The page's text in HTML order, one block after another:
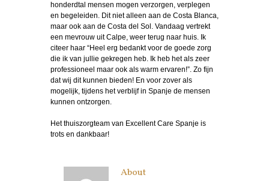
honderdtal mensen mogen verzorgen, verplegen
en begeleiden. Dit niet alleen aan de Costa Blanca,
maar ook aan de Costa del Sol. Vandaag vertrekt
een mevrouw uit Calpe, weer terug naar huis. Ik
citeer haar “Heel erg bedankt voor de goede zorg
die ik van jullie gekregen heb. Ik heb het als zeer
professioneel maar ook als warm ervaren!”. Zo fijn
dat wij dit kunnen bieden! En voor zover als
mogelijk, tijdens het verblijf in Spanje de mensen
kunnen ontzorgen.
Het thuiszorgteam van Excellent Care Spanje is
trots en dankbaar!
About